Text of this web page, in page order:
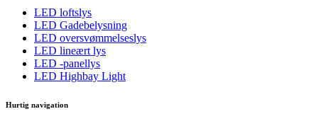
LED loftslys
LED Gadebelysning
LED oversvømmelseslys
LED lineært lys
LED -panellys
LED Highbay Light
Hurtig navigation